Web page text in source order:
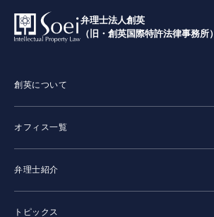
弁理士法人創英
（旧・創英国際特許法律事務所）
創英について
オフィス一覧
弁理士紹介
トピックス